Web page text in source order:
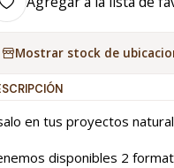
Mostrar stock de
en tus proyectos
disponibles 2